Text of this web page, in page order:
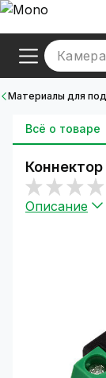
Камера
Материалы для
Всё о товаре
Описание